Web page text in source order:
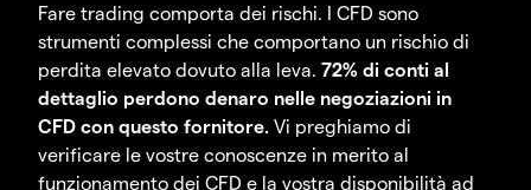
Fare trading comporta dei rischi. I CFD sono
strumenti complessi che comportano un rischio di
perdita elevato dovuto alla leva. 72% di conti al
dettaglio perdono denaro nelle negoziazioni in
CFD con questo fornitore. Vi preghiamo di
verificare le vostre conoscenze in merito al
funzionamento dei CFD e la vostra disponibilità ad